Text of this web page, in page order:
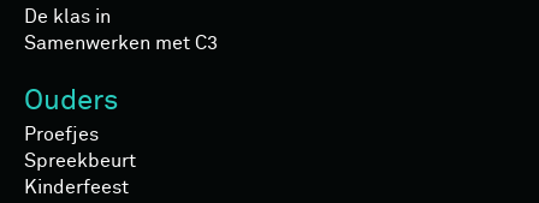
De klas in
Samenwerken met C3
Ouders
Proefjes
Spreekbeurt
Kinderfeest